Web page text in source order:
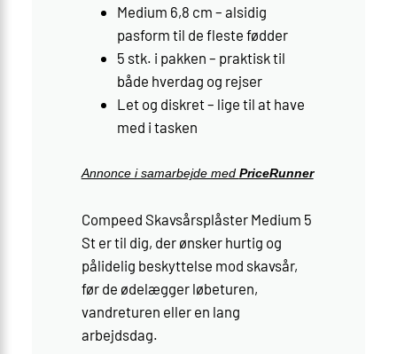
Medium 6,8 cm – alsidig
pasform til de fleste fødder
5 stk. i pakken – praktisk til
både hverdag og rejser
Let og diskret – lige til at have
med i tasken
Annonce i samarbejde med PriceRunner
Compeed Skavsårsplåster Medium 5
St er til dig, der ønsker hurtig og
pålidelig beskyttelse mod skavsår,
før de ødelægger løbeturen,
vandreturen eller en lang
arbejdsdag.